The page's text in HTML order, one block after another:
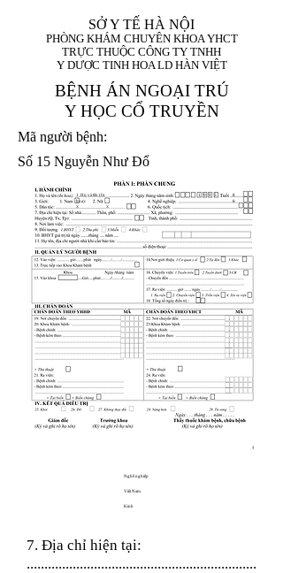
SỞ Y TẾ HÀ NỘI
PHÒNG KHÁM CHUYÊN KHOA YHCT
TRỰC THUỘC CÔNG TY TNHH
Y DƯỢC TINH HOA LD HÀN VIỆT
BỆNH ÁN NGOẠI TRÚ
Y HỌC CỔ TRUYỀN
Mã người bệnh:
Số 15 Nguyễn Như Đổ
1. Họ và tên (In
hoa):
1 9 9 5
8
8
X
X
Nghề nghiệp
Việt Nam
Kinh
7. Địa chỉ hiện tại:
.................................................................